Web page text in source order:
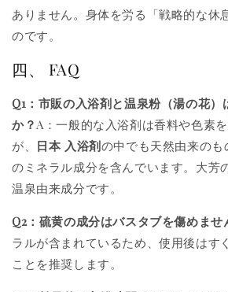
ありません。身体を労る「戦略的な休
のです。
四、 FAQ
Q1：市販の入浴剤と温泉粉（湯の花）
か？ A：一般的な入浴剤は香料や色素
が、 日本 入浴剤の中でも天然由来の
のミネラル成分を含んでいます。大芳
温泉由来成分です。
Q2：硫黄の成分はバスタブを傷めませ
ラルが含まれているため、使用後はす
ことを推奨します。